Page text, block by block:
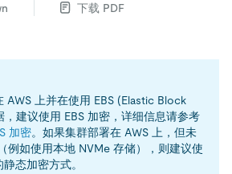
下载 PDF
AWS 上并在使用 EBS (Elastic Block
，建议使用 EBS 加密，详细信息请参考
加密。如果集群部署在 AWS 上，但未
例如使用本地 NVMe 存储），则建议使
态加密方式。